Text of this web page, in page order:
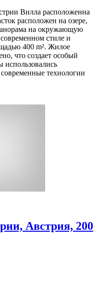
Вилла расположенна
расположен на озере,
на окружающую
стиле и
400 m². Жилое
что создает особый
использовались
технологии
Австрия, 200